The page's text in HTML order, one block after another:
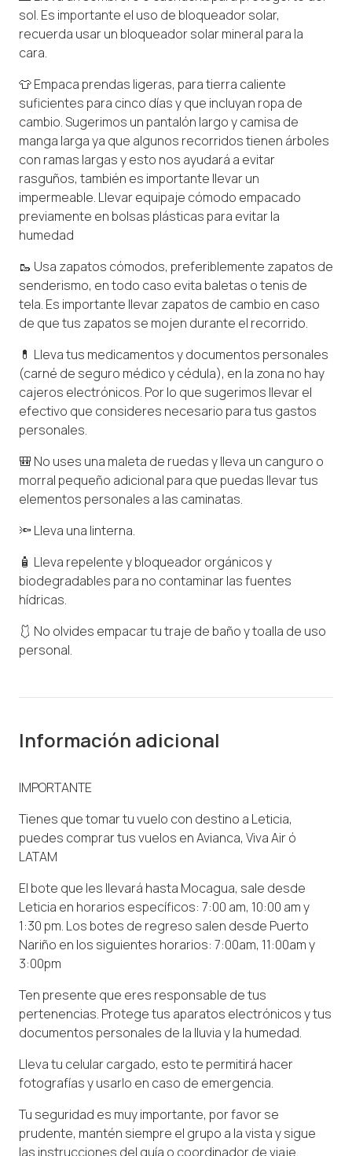
sol. Es importante el uso de bloqueador solar,
recuerda usar un bloqueador solar mineral para la
cara.
👕 Empaca prendas ligeras, para tierra caliente
suficientes para cinco días y que incluyan ropa de
cambio. Sugerimos un pantalón largo y camisa de
manga larga ya que algunos recorridos tienen árboles
con ramas largas y esto nos ayudará a evitar
rasguños, también es importante llevar un
impermeable. Llevar equipaje cómodo empacado
previamente en bolsas plásticas para evitar la
humedad
🥾 Usa zapatos cómodos, preferiblemente zapatos de
senderismo, en todo caso evita baletas o tenis de
tela. Es importante llevar zapatos de cambio en caso
de que tus zapatos se mojen durante el recorrido.
💊 Lleva tus medicamentos y documentos personales
(carné de seguro médico y cédula), en la zona no hay
cajeros electrónicos. Por lo que sugerimos llevar el
efectivo que consideres necesario para tus gastos
personales.
🎒 No uses una maleta de ruedas y lleva un canguro o
morral pequeño adicional para que puedas llevar tus
elementos personales a las caminatas.
🔦 Lleva una linterna.
🧴 Lleva repelente y bloqueador orgánicos y
biodegradables para no contaminar las fuentes
hídricas.
🩱 No olvides empacar tu traje de baño y toalla de uso
personal.
Información adicional
IMPORTANTE
Tienes que tomar tu vuelo con destino a Leticia,
puedes comprar tus vuelos en Avianca, Viva Air ó
LATAM
El bote que les llevará hasta Mocagua, sale desde
Leticia en horarios específicos: 7:00 am, 10:00 am y
1:30 pm. Los botes de regreso salen desde Puerto
Nariño en los siguientes horarios: 7:00am, 11:00am y
3:00pm
Ten presente que eres responsable de tus
pertenencias. Protege tus aparatos electrónicos y tus
documentos personales de la lluvia y la humedad.
Lleva tu celular cargado, esto te permitirá hacer
fotografías y usarlo en caso de emergencia.
Tu seguridad es muy importante, por favor se
prudente, mantén siempre el grupo a la vista y sigue
las instrucciones del guía o coordinador de viaje.